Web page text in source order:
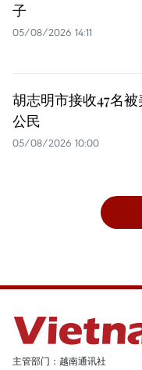
子
05/08/2026 14:11
胡志明市接收47名
公民
05/08/2026 10:00
主管部门：越南通讯社